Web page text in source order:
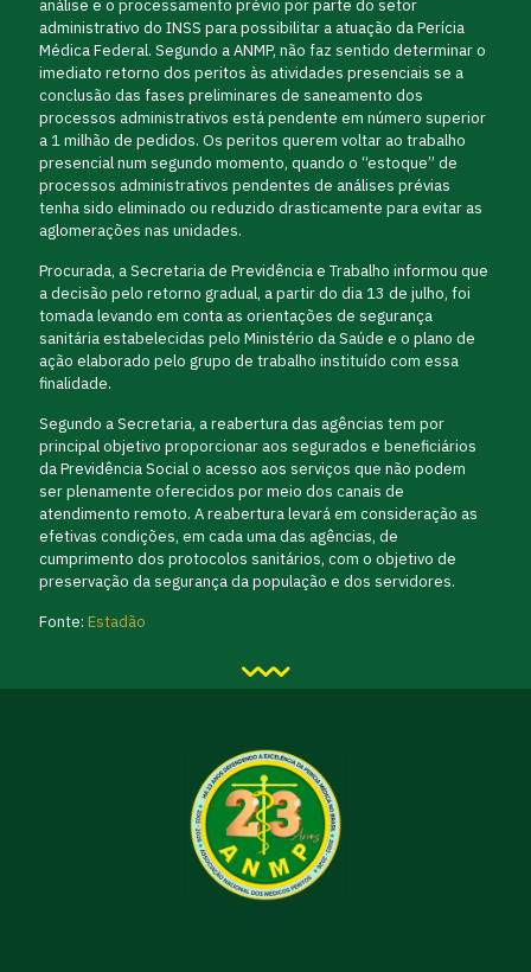
análise e o processamento prévio por parte do setor
administrativo do INSS para possibilitar a atuação da Perícia
Médica Federal. Segundo a ANMP, não faz sentido determinar o
imediato retorno dos peritos às atividades presenciais se a
conclusão das fases preliminares de saneamento dos
processos administrativos está pendente em número superior
a 1 milhão de pedidos. Os peritos querem voltar ao trabalho
presencial num segundo momento, quando o “estoque” de
processos administrativos pendentes de análises prévias
tenha sido eliminado ou reduzido drasticamente para evitar as
aglomerações nas unidades.
Procurada, a Secretaria de Previdência e Trabalho informou que
a decisão pelo retorno gradual, a partir do dia 13 de julho, foi
tomada levando em conta as orientações de segurança
sanitária estabelecidas pelo Ministério da Saúde e o plano de
ação elaborado pelo grupo de trabalho instituído com essa
finalidade.
Segundo a Secretaria, a reabertura das agências tem por
principal objetivo proporcionar aos segurados e beneficiários
da Previdência Social o acesso aos serviços que não podem
ser plenamente oferecidos por meio dos canais de
atendimento remoto. A reabertura levará em consideração as
efetivas condições, em cada uma das agências, de
cumprimento dos protocolos sanitários, com o objetivo de
preservação da segurança da população e dos servidores.
Fonte: Estadão